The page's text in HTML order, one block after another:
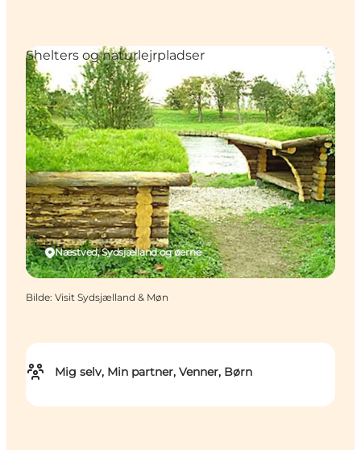
Mig selv, Min partner, Venner, Børn
Næstved, Sydsjælland og øerne
Shelters og naturlejrpladser
Bilde: Visit Sydsjælland & Møn